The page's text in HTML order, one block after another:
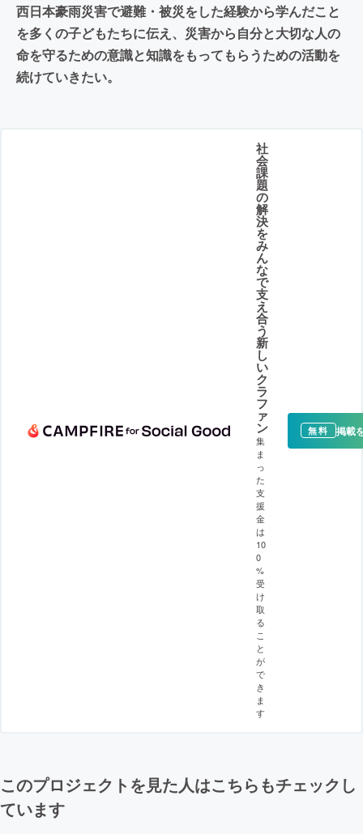
西日本豪雨災害で避難・被災をした経験から学んだこと
を多くの子どもたちに伝え、災害から自分と大切な人の
命を守るための意識と知識をもってもらうための活動を
続けていきたい。
社
会
課
題
の
解
決
を
み
ん
な
で
支
え
合
う
新
し
い
ク
ラ
フ
ァ
ン
集
ま
っ
た
支
援
金
は
10
0
%
受
け
取
る
こ
と
が
で
き
ま
す
無料 掲載
このプロジェクトを見た人はこちらもチェックし
ています